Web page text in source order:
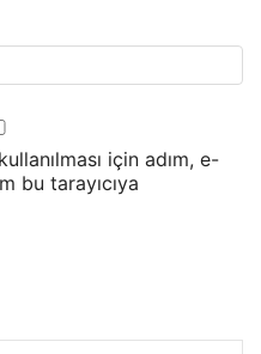
için adım, e-
bu tarayıcıya